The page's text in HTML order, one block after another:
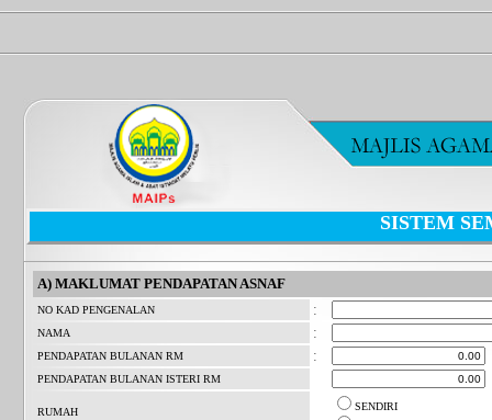
SISTEM
A) MAKLUMAT PENDAPATAN ASNAF
NO KAD PENGENALAN :
NAMA :
PENDAPATAN BULANAN RM :
PENDAPATAN BULANAN ISTERI RM
RUMAH
SENDIRI